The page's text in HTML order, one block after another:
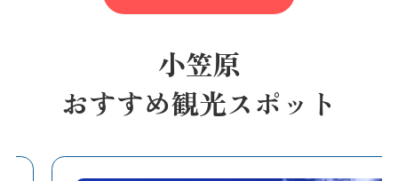
小笠原
おすすめ観光スポット